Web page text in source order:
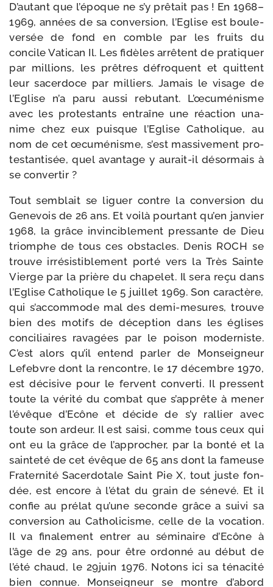
D’autant que l’é­poque ne s’y prê­tait pas ! En 1968–
1969, années de sa conver­sion, l’Eglise est bou­le­
ver­sée de fond en comble par les fruits du
concile Vatican Il. Les fidèles arrêtent de pra­ti­quer
par mil­lions, les prêtres défroquent et quittent
leur sacer­doce par mil­liers. Jamais le visage de
l’Eglise n’a paru aus­si rebu­tant. L’œcuménisme
avec les pro­tes­tants entraîne une réac­tion una­
nime chez eux puisque l’Eglise Catholique, au
nom de cet œcu­mé­nisme, s’est mas­si­ve­ment pro­
tes­tan­ti­sée, quel avan­tage y aurait-​il désor­mais à
se convertir ?
Tout sem­blait se liguer contre la conver­sion du
Genevois de 26 ans. Et voi­là pour­tant qu’en jan­vier
1968, la grâce invin­ci­ble­ment pres­sante de Dieu
triomphe de tous ces obs­tacles. Denis ROCH se
trouve irré­sis­ti­ble­ment por­té vers la Très Sainte
Vierge par la prière du cha­pe­let. Il sera reçu dans
l’Eglise Catholique le 5 juillet 1969. Son carac­tère,
qui s’ac­com­mode mal des demi-​mesures, trouve
bien des motifs de décep­tion dans les églises
conci­liaires rava­gées par le poi­son moder­niste.
C’est alors qu’il entend par­ler de Monseigneur
Lefebvre dont la ren­contre, le 17 décembre 1970,
est déci­sive pour le fervent conver­ti. Il pressent
toute la véri­té du com­bat que s’ap­prête à mener
l’é­vêque d’Ecône et décide de s’y ral­lier avec
toute son ardeur. Il est sai­si, comme tous ceux qui
ont eu la grâce de l’ap­pro­cher, par la bon­té et la
sain­te­té de cet évêque de 65 ans dont la fameuse
Fraternité Sacerdotale Saint Pie X, tout juste fon­
dée, est encore à l’é­tat du grain de séne­vé. Et il
confie au pré­lat qu’une seconde grâce a sui­vi sa
conver­sion au Catholicisme, celle de la voca­tion.
Il va fina­le­ment entrer au sémi­naire d’Ecône à
l’âge de 29 ans, pour être ordon­né au début de
l’é­té chaud, le 29juin 1976. Notons ici sa téna­ci­té
bien connue. Monseigneur se montre d’a­bord